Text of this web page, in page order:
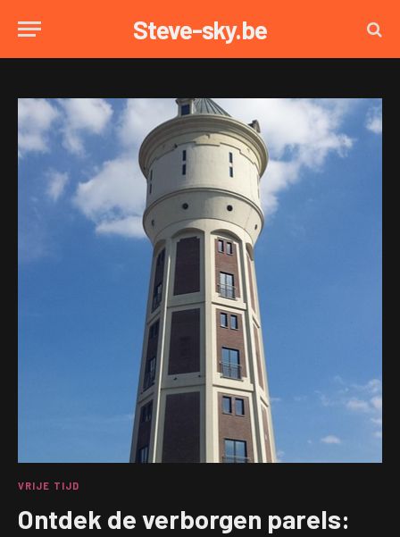
Steve-sky.be
VRIJE TIJD
Ontdek de verborgen parels: